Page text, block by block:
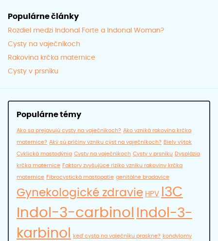
Populárne články
Rozdiel medzi Indonal Forte a Indonal Woman?
Cysty na vaječníkoch
Rakovina krčka maternice
Cysty v prsníku
Populárne témy
Ako sa prejavujú cysty na vaječníkoch? Ako vzniká rakovina krčka
maternice? Aký sú príčiny vzniku cýst na vaječníkoch? Biely výtok
Cyklická mastodýnia Cysty na vaječníkoch Cysty v prsníku Dysplázia
krčka maternice Faktory zvyšujúce riziko vzniku rakoviny krčka
maternice Fibrocystická mastopatie genitálne bradavice
Gynekologické zdravie HPV I3C
Indol-3-carbinol
Indol-3-
karbinol
keď cysta na vaječníku praskne? kondylomy